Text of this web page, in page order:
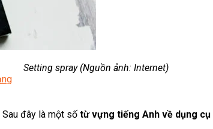
Setting spray (Nguồn ảnh: Internet)
đây là một số từ vựng tiếng Anh về dụng